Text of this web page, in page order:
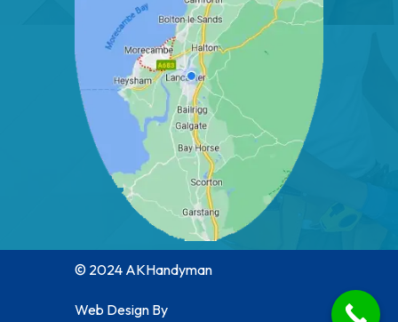
© 2024 AKHandyman
Web Design By